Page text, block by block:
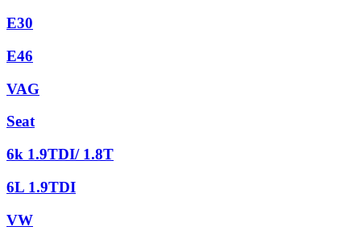
E30
E46
VAG
Seat
6k 1.9TDI/ 1.8T
6L 1.9TDI
VW